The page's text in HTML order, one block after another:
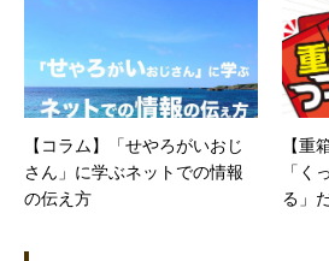
【コラム】「せやろがいおじ
さん」に学ぶネットでの情報
の伝え方
【重
「く
る」